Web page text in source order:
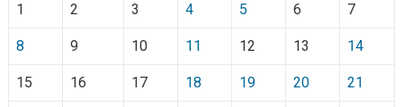
1 2 3 4 5 6 7
8 9 10 11 12 13 14
15 16 17 18 19 20 21